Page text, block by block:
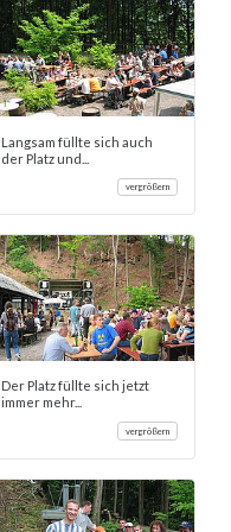
Langsam füllte sich auch
der Platz und...
vergrößern
Der Platz füllte sich jetzt
immer mehr...
vergrößern